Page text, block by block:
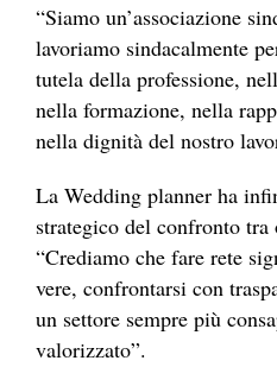
“Siamo un’associazione
lavoriamo sindacalmente
tutela della professione,
nella formazione, nella
nella dignità del nostro
La Wedding planner ha
strategico del confronto tra
“Crediamo che fare rete
vere, confrontarsi con
un settore sempre più
valorizzato”.